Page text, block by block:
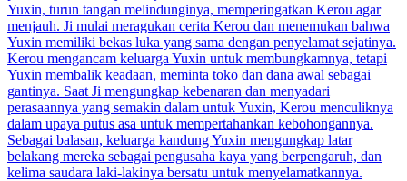
Yuxin, turun tangan melindunginya, memperingatkan Kerou agar
menjauh. Ji mulai meragukan cerita Kerou dan menemukan bahwa
Yuxin memiliki bekas luka yang sama dengan penyelamat sejatinya.
Kerou mengancam keluarga Yuxin untuk membungkamnya, tetapi
Yuxin membalik keadaan, meminta toko dan dana awal sebagai
gantinya. Saat Ji mengungkap kebenaran dan menyadari
perasaannya yang semakin dalam untuk Yuxin, Kerou menculiknya
dalam upaya putus asa untuk mempertahankan kebohongannya.
Sebagai balasan, keluarga kandung Yuxin mengungkap latar
belakang mereka sebagai pengusaha kaya yang berpengaruh, dan
kelima saudara laki-lakinya bersatu untuk menyelamatkannya.